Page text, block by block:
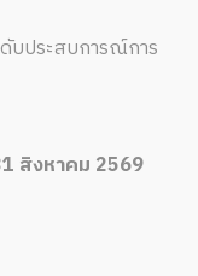
หรือส
ดับประสบการณ์การ
สิงหาคม 2569